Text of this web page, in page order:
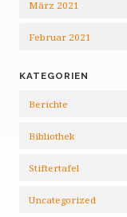
März 2021
Februar 2021
KATEGORIEN
Berichte
Bibliothek
Stiftertafel
Uncategorized